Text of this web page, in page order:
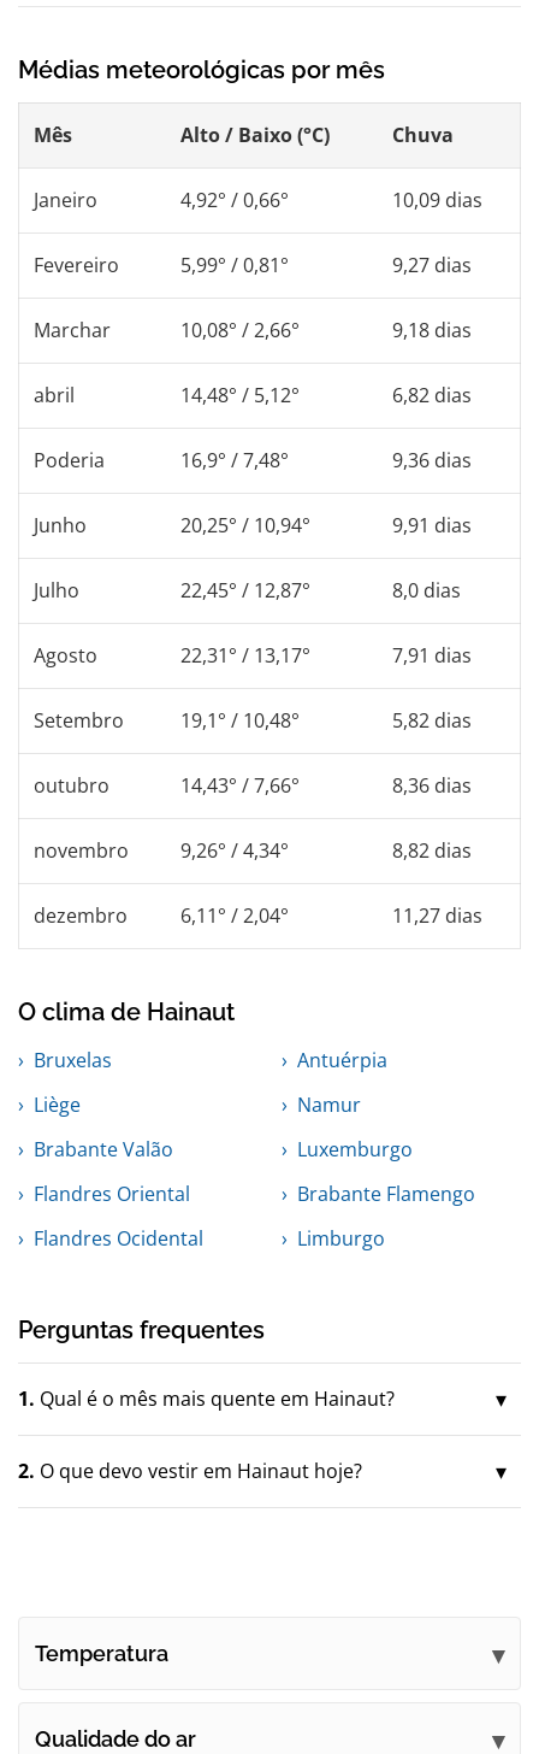
Médias meteorológicas por mês
Mês Alto / Baixo (°C) Chuva
Janeiro 4,92° / 0,66° 10,09 dias
Fevereiro 5,99° / 0,81° 9,27 dias
Marchar 10,08° / 2,66° 9,18 dias
abril 14,48° / 5,12° 6,82 dias
Poderia 16,9° / 7,48° 9,36 dias
Junho 20,25° / 10,94° 9,91 dias
Julho 22,45° / 12,87° 8,0 dias
Agosto 22,31° / 13,17° 7,91 dias
Setembro 19,1° / 10,48° 5,82 dias
outubro 14,43° / 7,66° 8,36 dias
novembro 9,26° / 4,34° 8,82 dias
dezembro 6,11° / 2,04° 11,27 dias
O clima de Hainaut
Bruxelas
Antuérpia
Liège
Namur
Brabante Valão
Luxemburgo
Flandres Oriental
Brabante Flamengo
Flandres Ocidental
Limburgo
Perguntas frequentes
1. Qual é o mês mais quente em Hainaut?
2. O que devo vestir em Hainaut hoje?
Temperatura
Qualidade do ar